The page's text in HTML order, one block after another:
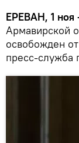
ЕРЕВАН, 1 ноя
Армавирской
освобожден
пресс-служба